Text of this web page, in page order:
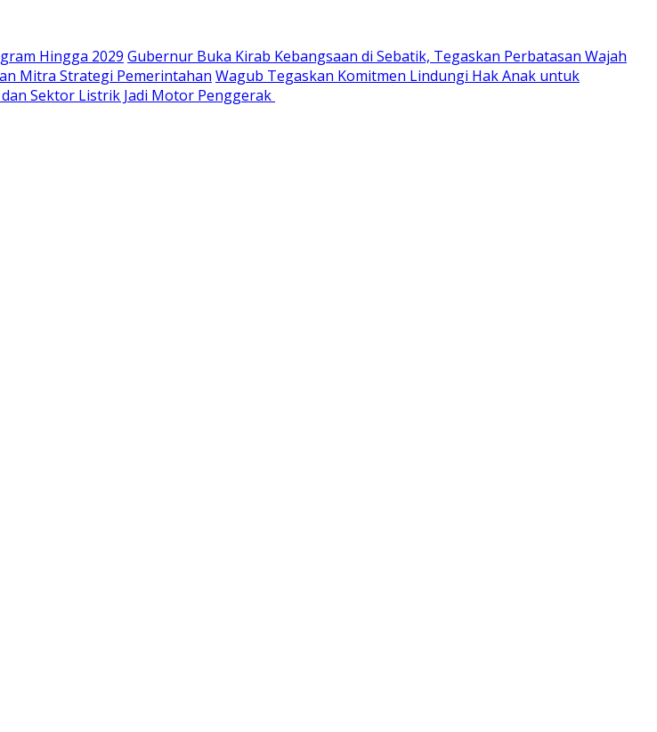
Hingga 2029 Gubernur Buka Kirab Kebangsaan di Sebatik, Tegaskan Perbatasan Wajah
Mitra Strategi Pemerintahan Wagub Tegaskan Komitmen Lindungi Hak Anak untuk
Sektor Listrik Jadi Motor Penggerak